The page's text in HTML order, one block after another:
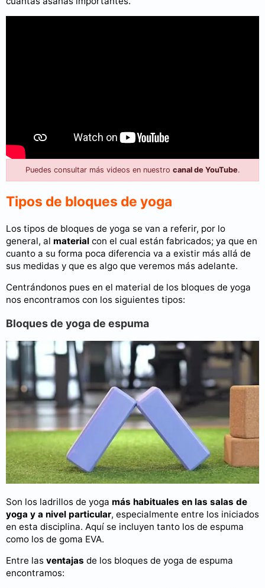
Puedes consultar más videos en nuestro canal de YouTube.
Tipos de bloques de yoga
Los tipos de bloques de yoga se van a referir, por lo
general, al material con el cual están fabricados; ya que en
cuanto a su forma poca diferencia va a existir más allá de
sus medidas y que es algo que veremos más adelante.
Centrándonos pues en el material de los bloques de yoga
nos encontramos con los siguientes tipos:
Bloques de yoga de espuma
Son los ladrillos de yoga más habituales en las salas de
yoga y a nivel particular, especialmente entre los iniciados
en esta disciplina. Aquí se incluyen tanto los de espuma
como los de goma EVA.
Entre las ventajas de los bloques de yoga de espuma
encontramos: